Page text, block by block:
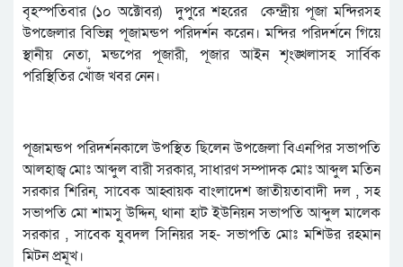
বৃহস্পতিবার (১০ অক্টোবর) দুপুরে শহরের কেন্দ্রীয় পূজা মন্দিরসহ
উপজেলার বিভিন্ন পূজামন্ডপ পরিদর্শন করেন। মন্দির পরিদর্শনে গিয়ে
স্থানীয় নেতা, মন্ডপের পূজারী, পূজার আইন শৃংঙ্খলাসহ সার্বিক
পরিস্থিতির খোঁজ খবর নেন।
পূজামন্ডপ পরিদর্শনকালে উপস্থিত ছিলেন উপজেলা বিএনপির সভাপতি
আলহাজ্ব মোঃ আব্দুল বারী সরকার, সাধারণ সম্পাদক মোঃ আব্দুল মতিন
সরকার শিরিন, সাবেক আহ্বায়ক বাংলাদেশ জাতীয়তাবাদী দল , সহ
সভাপতি মো শামসু উদ্দিন, থানা হাট ইউনিয়ন সভাপতি আব্দুল মালেক
সরকার , সাবেক যুবদল সিনিয়র সহ- সভাপতি মোঃ মশিউর রহমান
মিটন প্রমূখ।